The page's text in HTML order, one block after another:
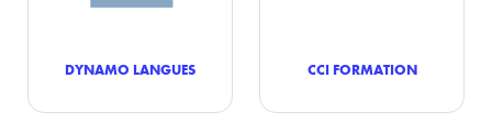
DYNAMO LANGUES CCI FORMATION